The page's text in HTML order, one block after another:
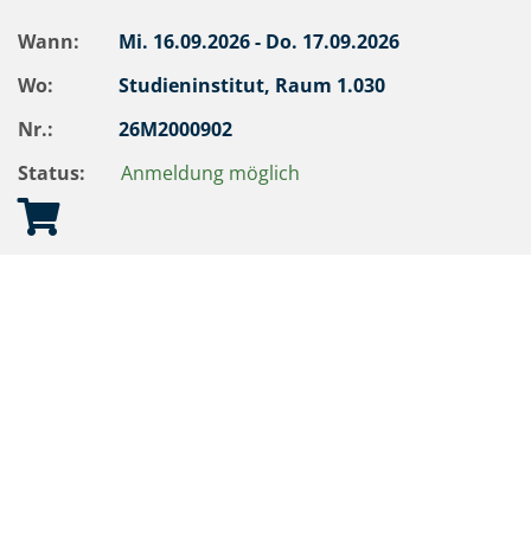
Wann: Mi. 16.09.2026 - Do. 17.09.2026
Wo:
Studieninstitut, Raum 1.030
Nr.:
26M2000902
Status:
Anmeldung möglich